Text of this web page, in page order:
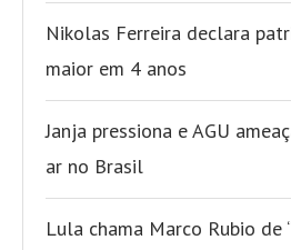
Nikolas Ferreira declara
maior em 4 anos
Janja pressiona e AGU
ar no Brasil
Lula chama Marco Rubio de